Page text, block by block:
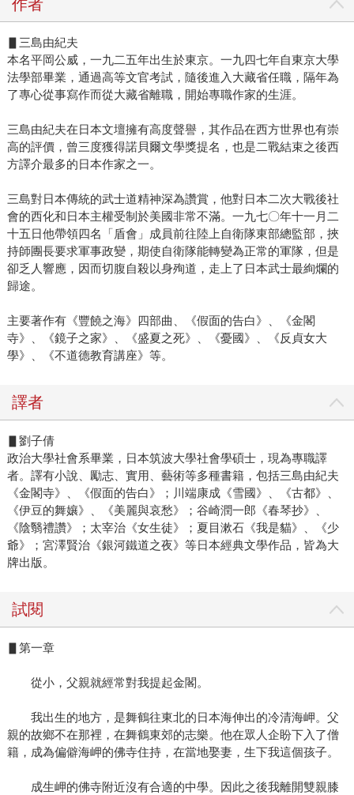
作者
▋三島由紀夫
本名平岡公威，一九二五年出生於東京。一九四七年自東京大學
法學部畢業，通過高等文官考試，隨後進入大藏省任職，隔年為
了專心從事寫作而從大藏省離職，開始專職作家的生涯。
三島由紀夫在日本文壇擁有高度聲譽，其作品在西方世界也有崇
高的評價，曾三度獲得諾貝爾文學獎提名，也是二戰結束之後西
方譯介最多的日本作家之一。
三島對日本傳統的武士道精神深為讚賞，他對日本二次大戰後社
會的西化和日本主權受制於美國非常不滿。一九七〇年十一月二
十五日他帶領四名「盾會」成員前往陸上自衛隊東部總監部，挾
持師團長要求軍事政變，期使自衛隊能轉變為正常的軍隊，但是
卻乏人響應，因而切腹自殺以身殉道，走上了日本武士最絢爛的
歸途。
主要著作有《豐饒之海》四部曲、《假面的告白》、《金閣
寺》、《鏡子之家》、《盛夏之死》、《憂國》、《反貞女大
學》、《不道德教育講座》等。
譯者
▋劉子倩
政治大學社會系畢業，日本筑波大學社會學碩士，現為專職譯
者。譯有小說、勵志、實用、藝術等多種書籍，包括三島由紀夫
《金閣寺》、《假面的告白》；川端康成《雪國》、《古都》、
《伊豆的舞孃》、《美麗與哀愁》；谷崎潤一郎《春琴抄》、
《陰翳禮讚》；太宰治《女生徒》；夏目漱石《我是貓》、《少
爺》；宮澤賢治《銀河鐵道之夜》等日本經典文學作品，皆為大
牌出版。
試閱
▋第一章
從小，父親就經常對我提起金閣。
我出生的地方，是舞鶴往東北的日本海伸出的冷清海岬。父
親的故鄉不在那裡，在舞鶴東郊的志樂。他在眾人企盼下入了僧
籍，成為偏僻海岬的佛寺住持，在當地娶妻，生下我這個孩子。
成生岬的佛寺附近沒有合適的中學。因此之後我離開雙親膝